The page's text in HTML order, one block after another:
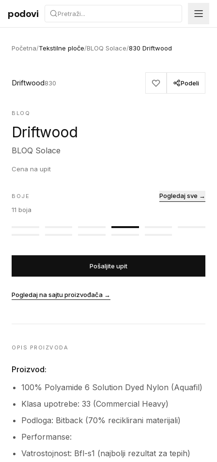
Preskoči na sadržaj
podovi
Početna/Tekstilne ploče/BLOQ Solace/830 Driftwood
Driftwood830 Podeli
BLOQ
Driftwood
BLOQ Solace
Cena na upit
BOJE
11 boja
Pogledaj sve →
Pošaljite upit
Pogledaj na sajtu proizvođača →
OPIS PROIZVODA
Proizvod:
100% Polyamide 6 Solution Dyed Nylon (Aquafil)
Klasa upotrebe: 33 (Commercial Heavy)
Podloga: Bitback (70% reciklirani materijali)
Performanse:
Vatrostojnost: Bfl-s1 (najbolji rezultat za tepih)